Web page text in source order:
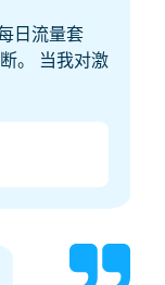
日流量套
。 当我对激